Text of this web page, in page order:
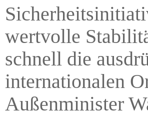
wertvolle
schnell die
internationalen
Außenminister